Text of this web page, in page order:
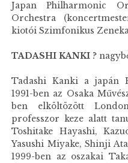
Japan Philharmonic
Orchestra
kiotói Szimfonikus
TADASHI KANKI ?
Tadashi Kanki a japán
1991-ben az Osaka
ben elköltözött
professzor keze alatt
Toshitake Hayashi,
Yasushi Miyake, Shinji
1999-ben az oszakai